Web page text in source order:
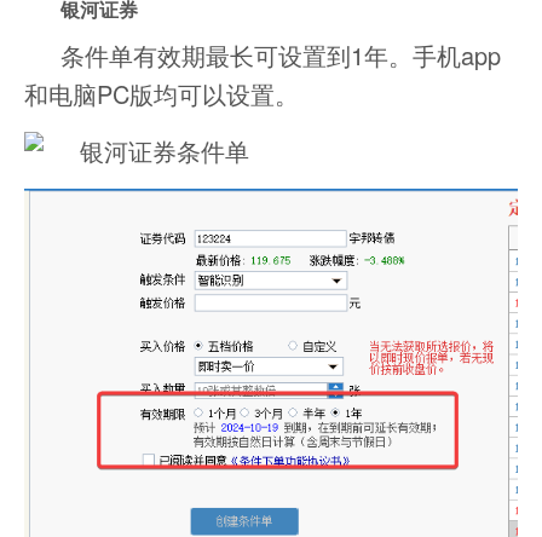
银河证券
条件单有效期最长可设置到1年。手机app
和电脑PC版均可以设置。